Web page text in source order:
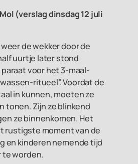
(verslag dinsdag 12 juli
de wekker door de
uurtje later stond
voor het 3-maal-
ritueel”. Voordat de
in kunnen, moeten ze
tonen. Zijn ze blinkend
ze binnenkomen. Het
rustigste moment van de
en kinderen nemende tijd
te worden.